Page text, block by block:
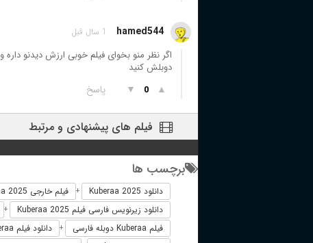
hamed544 1 سال قبل
اگر نظر منو بخوای فیلم خوبی ارزش دیدنو داره و
دوبلش کنید
▲
0
▼ پاسخ
فیلم های پیشنهادی و مرتبط
برچسب ها
دانلود Kuberaa 2025 + فیلم خارجی Kuberaa 2025
دانلود زیرنویس فارسی فیلم Kuberaa 2025 +
فیلم Kuberaa دوبله فارسی + دانلود فیلم Kuberaa